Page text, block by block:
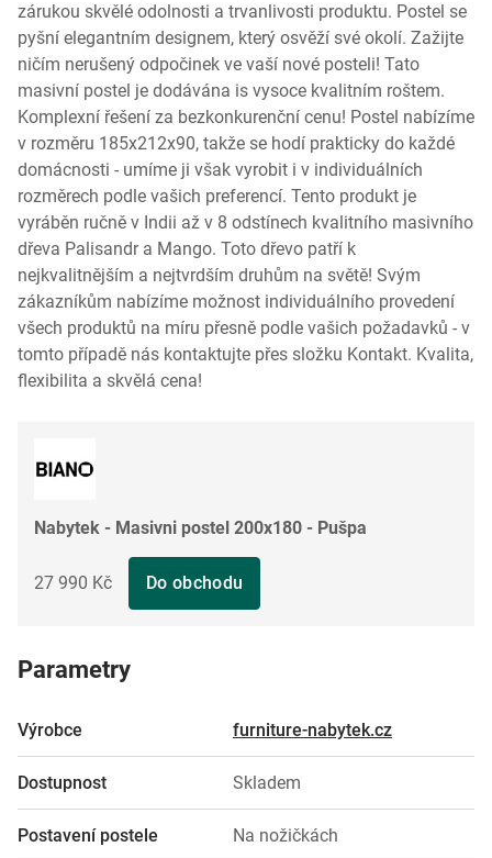
zárukou skvělé odolnosti a trvanlivosti produktu. Postel se
pyšní elegantním designem, který osvěží své okolí. Zažijte
ničím nerušený odpočinek ve vaší nové posteli! Tato
masivní postel je dodávána is vysoce kvalitním roštem.
Komplexní řešení za bezkonkurenční cenu! Postel nabízíme
v rozměru 185x212x90, takže se hodí prakticky do každé
domácnosti - umíme ji však vyrobit i v individuálních
rozměrech podle vašich preferencí. Tento produkt je
vyráběn ručně v Indii až v 8 odstínech kvalitního masivního
dřeva Palisandr a Mango. Toto dřevo patří k
nejkvalitnějším a nejtvrdším druhům na světě! Svým
zákazníkům nabízíme možnost individuálního provedení
všech produktů na míru přesně podle vašich požadavků - v
tomto případě nás kontaktujte přes složku Kontakt. Kvalita,
flexibilita a skvělá cena!
Nabytek - Masivni postel 200x180 - Pušpa
27 990 Kč Do obchodu
Parametry
Výrobce furniture-nabytek.cz
Dostupnost Skladem
Postavení postele Na nožičkách